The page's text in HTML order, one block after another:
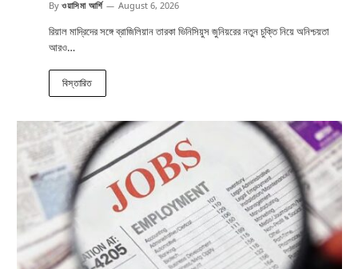
By ওয়াসিমা আর্শি August 6, 2026
রিয়াল মাদ্রিদের সঙ্গে ব্রাজিলিয়ান তারকা ভিনিসিয়ুস জুনিয়রের নতুন চুক্তি নিয়ে অনিশ্চয়তা
আরও…
বিস্তারিত